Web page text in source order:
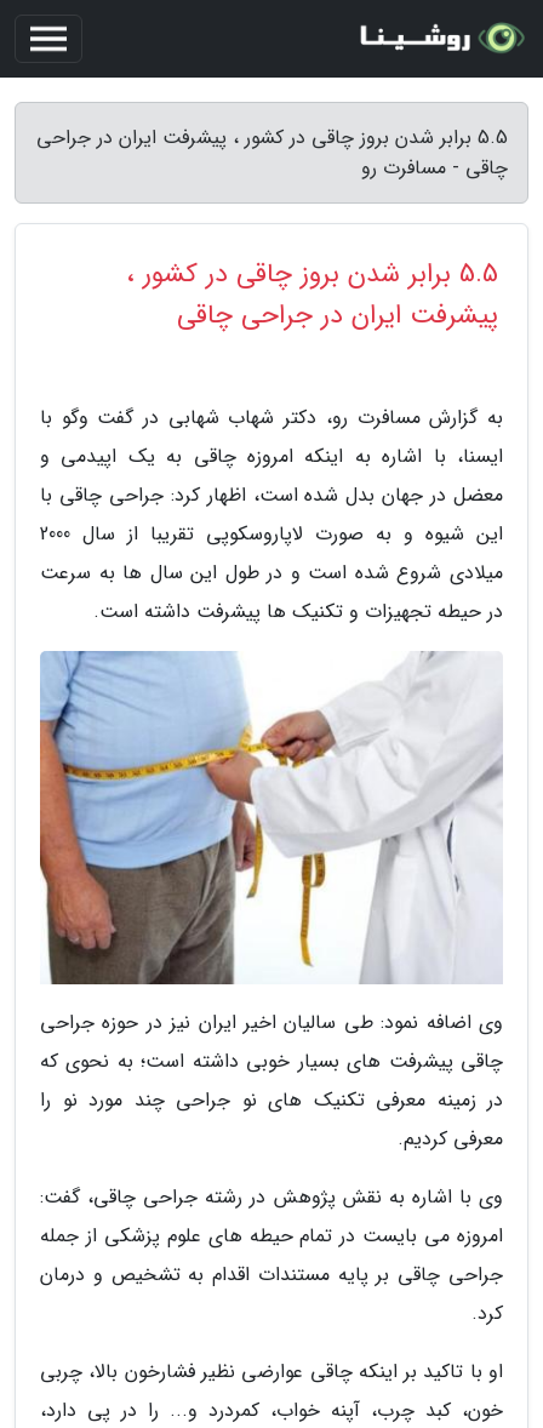
5.5 برابر شدن بروز چاقی در کشور ، پیشرفت ایران در جراحی
چاقی - مسافرت رو
5.5 برابر شدن بروز چاقی در کشور ،
پیشرفت ایران در جراحی چاقی
به گزارش مسافرت رو، دکتر شهاب شهابی در گفت وگو با
ایسنا، با اشاره به اینکه امروزه چاقی به یک اپیدمی و
معضل در جهان بدل شده است، اظهار کرد: جراحی چاقی با
این شیوه و به صورت لاپاروسکوپی تقریبا از سال 2000
میلادی شروع شده است و در طول این سال ها به سرعت
در حیطه تجهیزات و تکنیک ها پیشرفت داشته است.
وی اضافه نمود: طی سالیان اخیر ایران نیز در حوزه جراحی
چاقی پیشرفت های بسیار خوبی داشته است؛ به نحوی که
در زمینه معرفی تکنیک های نو جراحی چند مورد نو را
معرفی کردیم.
وی با اشاره به نقش پژوهش در رشته جراحی چاقی، گفت:
امروزه می بایست در تمام حیطه های علوم پزشکی از جمله
جراحی چاقی بر پایه مستندات اقدام به تشخیص و درمان
کرد.
او با تاکید بر اینکه چاقی عوارضی نظیر فشارخون بالا، چربی
خون، کبد چرب، آپنه خواب، کمردرد و... را در پی دارد،